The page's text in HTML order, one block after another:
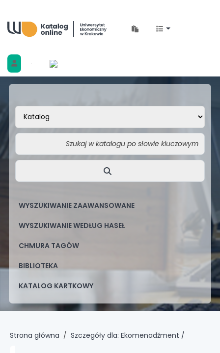
Biblioteka Uniwersytetu Ekonomicznego w
WYSZUKIWANIE ZAAWANSOWANE
WYSZUKIWANIE WEDŁUG HASEŁ
CHMURA TAGÓW
BIBLIOTEKA
KATALOG KARTKOWY
Strona główna Szczegóły dla: Ekomenadžment /